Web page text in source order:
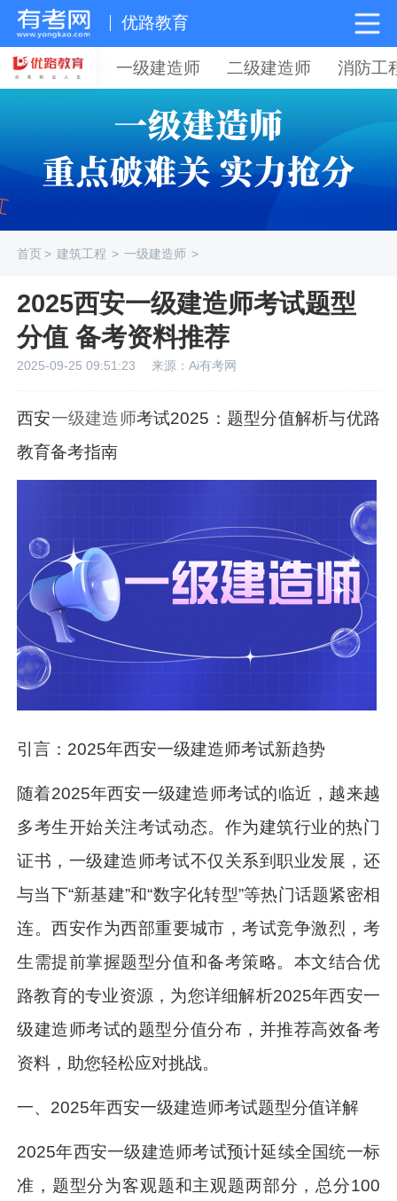
优路教育
一级建造师 二级建造师 消防工
首页> 建筑工程 > 一级建造师 >
2025西安一级建造师考试题型
分值 备考资料推荐
2025-09-25 09:51:23 来源：Ai有考网
西安一级建造师考试2025：题型分值解析与优路
教育备考指南
引言：2025年西安一级建造师考试新趋势
随着2025年西安一级建造师考试的临近，越来越
多考生开始关注考试动态。作为建筑行业的热门
证书，一级建造师考试不仅关系到职业发展，还
与当下“新基建”和“数字化转型”等热门话题紧密相
连。西安作为西部重要城市，考试竞争激烈，考
生需提前掌握题型分值和备考策略。本文结合优
路教育的专业资源，为您详细解析2025年西安一
级建造师考试的题型分值分布，并推荐高效备考
资料，助您轻松应对挑战。
一、2025年西安一级建造师考试题型分值详解
2025年西安一级建造师考试预计延续全国统一标
准，题型分为客观题和主观题两部分，总分100